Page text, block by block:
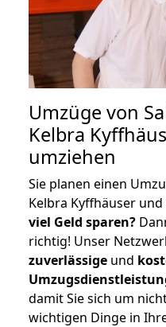
Umzüge von
Kelbra
umziehen
Sie planen einen
Kelbra Kyffhäuser
viel Geld sparen?
richtig! Unser
zuverlässige und
damit Sie sich um
wichtigen Dinge in